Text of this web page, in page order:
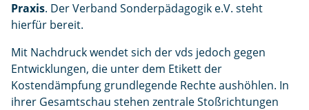
Praxis. Der Verband Sonderpädagogik e.V. steht
hierfür bereit.
Mit Nachdruck wendet sich der vds jedoch gegen
Entwicklungen, die unter dem Etikett der
Kostendämpfung grundlegende Rechte aushöhlen. In
ihrer Gesamtschau stehen zentrale Stoßrichtungen